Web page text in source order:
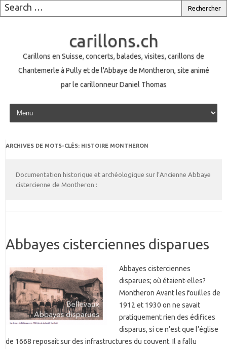
carillons.ch
Carillons en Suisse, concerts, balades, visites, carillons de
Chantemerle à Pully et de l'Abbaye de Montheron, site animé
par le carillonneur Daniel Thomas
Skip to content
ARCHIVES DE MOTS-CLÉS: HISTOIRE MONTHERON
Documentation historique et archéologique sur l’Ancienne Abbaye
cistercienne de Montheron :
Abbayes cisterciennes disparues
Abbayes cisterciennes
disparues; où étaient-elles?
Montheron Avant les fouilles de
1912 et 1930 on ne savait
pratiquement rien des édifices
disparus, si ce n’est que l’église
de 1668 reposait sur des infrastructures du couvent. Il a fallu